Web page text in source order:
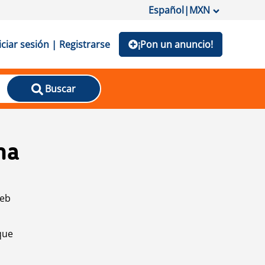
Español|MXN
sesión | Registrarse ¡Pon un anuncio!
Buscar